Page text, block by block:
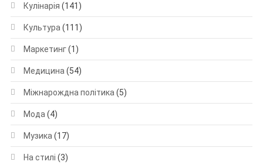
Кулінарія (141)
Культура (111)
Маркетинг(1)
Медицина (54)
Міжнарождна політика (5)
Мода (4)
Музика (17)
На стилі (3)